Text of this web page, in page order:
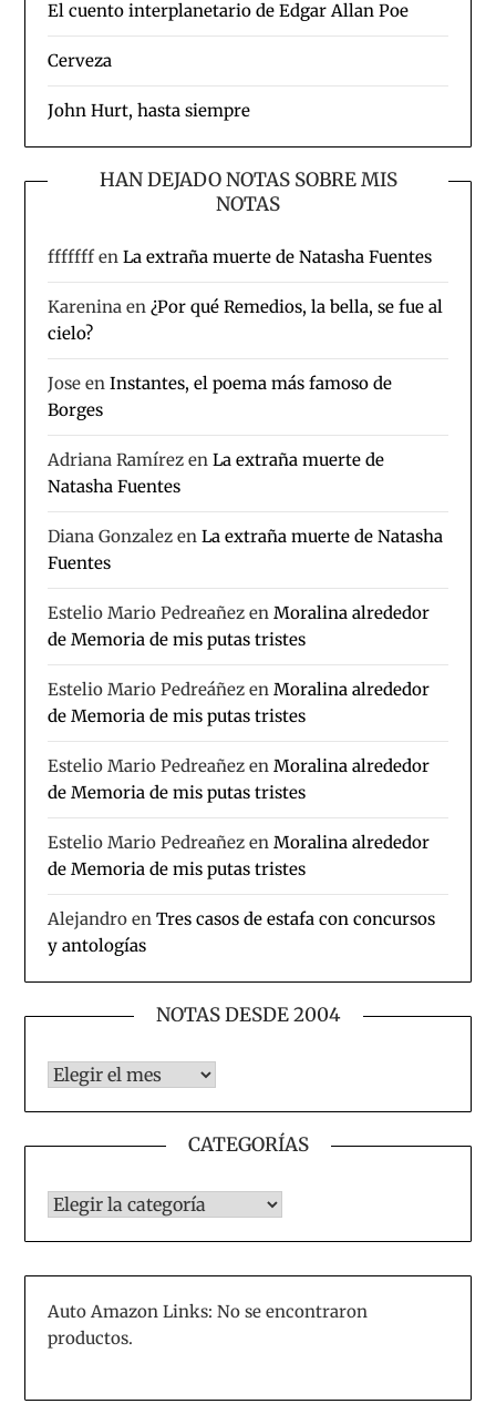
El cuento interplanetario de Edgar Allan Poe
Cerveza
John Hurt, hasta siempre
HAN DEJADO NOTAS SOBRE MIS
NOTAS
fffffffenLa extraña muerte de Natasha Fuentes
Karenina en¿Por qué Remedios, la bella, se fue al
cielo?
Jose enInstantes, el poema más famoso de
Borges
Adriana Ramírez enLa extraña muerte de
Natasha Fuentes
Diana Gonzalez enLa extraña muerte de Natasha
Fuentes
Estelio Mario Pedreañez enMoralina alrededor
de Memoria de mis putas tristes
Estelio Mario Pedreáñez enMoralina alrededor
de Memoria de mis putas tristes
Estelio Mario Pedreañez enMoralina alrededor
de Memoria de mis putas tristes
Estelio Mario Pedreañez enMoralina alrededor
de Memoria de mis putas tristes
Alejandro enTres casos de estafa con concursos
y antologías
NOTAS DESDE 2004
Notas desde 2004
CATEGORÍAS
CATEGORÍAS
Auto Amazon Links: No se encontraron
productos.